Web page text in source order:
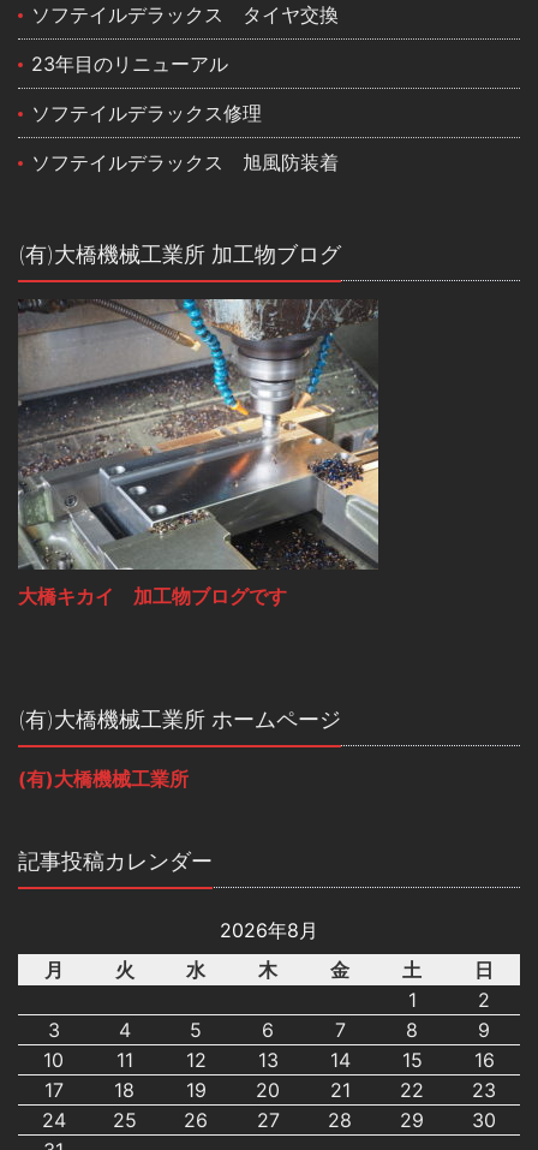
ソフテイルデラックス タイヤ交換
23年目のリニューアル
ソフテイルデラックス修理
ソフテイルデラックス 旭風防装着
(有)大橋機械工業所 加工物ブログ
大橋キカイ 加工物ブログです
(有)大橋機械工業所 ホームページ
(有)大橋機械工業所
記事投稿カレンダー
2026年8月
月
火 水 木 金 土
日
1
2
3
4 5 6 7 8
9
10
11 12 13 14 15
16
17
18 19 20 21 22
23
24
25 26 27 28 29
30